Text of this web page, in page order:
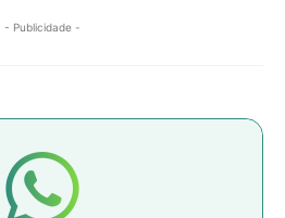
- Publicidade -